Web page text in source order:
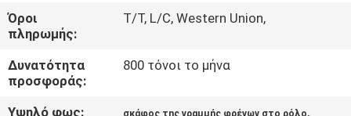
ΖΗΤΉΣΤΕ
ΈΝΑ
ΑΠΌΣΠΑΣΜΑ
Όροι
πληρωμής:
T/T, L/C, Western Union,
Δυνατότητα
προσφοράς:
800 τόνοι το μήνα
Υψηλό φως: ,